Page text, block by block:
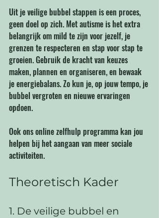
Uit je veilige bubbel stappen is een proces,
geen doel op zich. Met autisme is het extra
belangrijk om mild te zijn voor jezelf, je
grenzen te respecteren en stap voor stap te
groeien. Gebruik de kracht van keuzes
maken, plannen en organiseren, en bewaak
je energiebalans. Zo kun je, op jouw tempo, je
bubbel vergroten en nieuwe ervaringen
opdoen.
Ook ons online zelfhulp programma kan jou
helpen bij het aangaan van meer sociale
activiteiten.
Theoretisch Kader
1. De veilige bubbel en